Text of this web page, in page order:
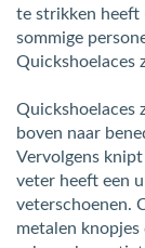
te strikken heeft
sommige
Quickshoelaces
Quickshoelaces
boven naar
Vervolgens
veter heeft een
veterschoenen.
metalen